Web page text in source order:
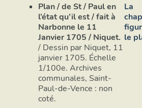
Plan / de St / Paul en
l’état qu’il est / fait à
Narbonne le 11
Janvier 1705 / Niquet.
/ Dessin par Niquet, 11
janvier 1705. Échelle
1/100e. Archives
communales, Saint-
Paul-de-Vence : non
coté.
La
le